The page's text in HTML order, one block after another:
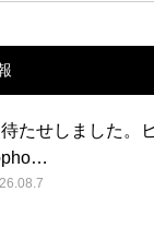
たせしました。